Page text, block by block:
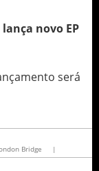
novo EP
será
Bridge |